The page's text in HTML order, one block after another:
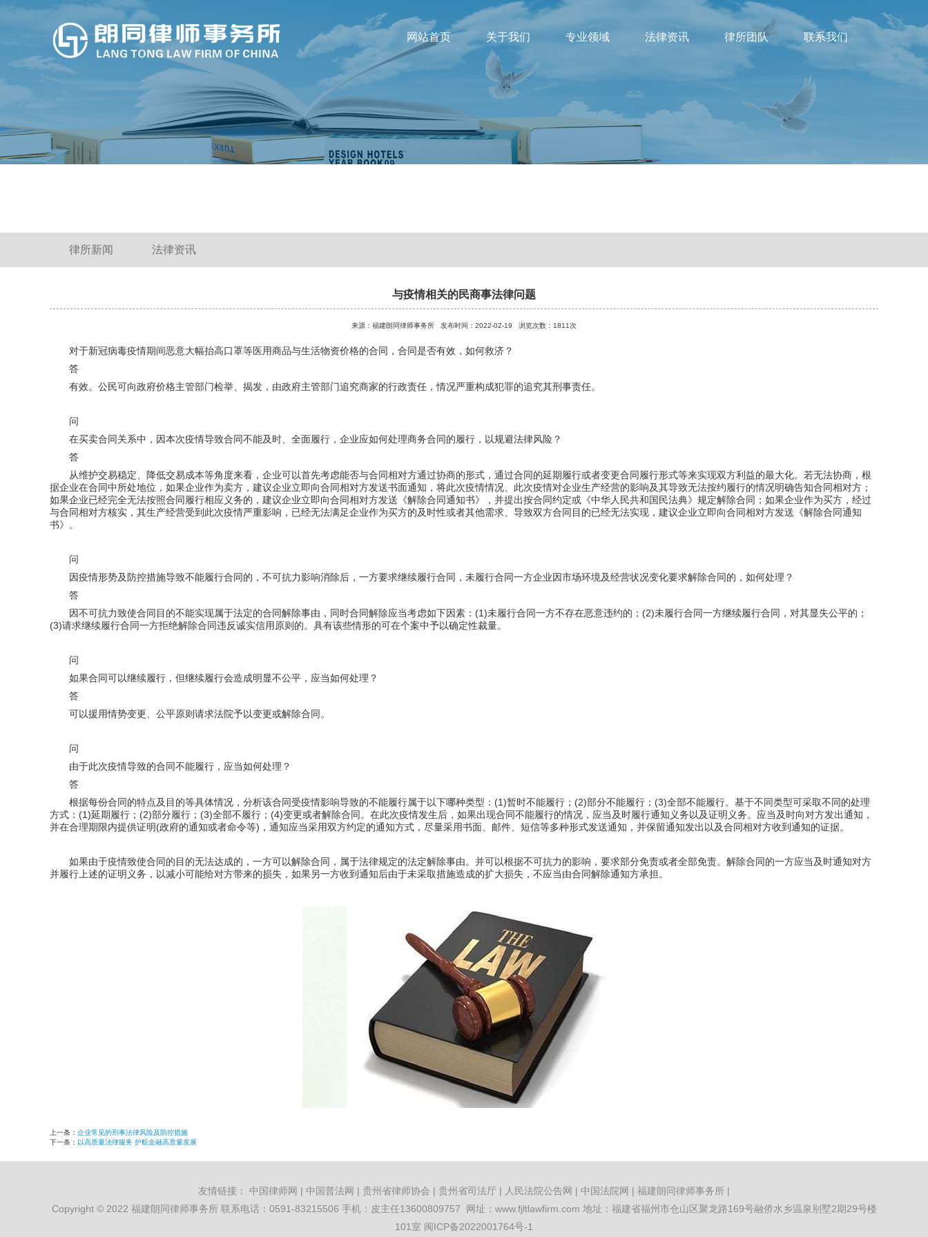
不懂这些法律知识 你的房可能就不是你的！
网站首页 关于我们 专业领域 法律资讯 律所团队 联系我们
律所新闻 法律资讯
与疫情相关的民商事法律问题
来源：福建朗同律师事务所 发布时间：2022-02-19 浏览次数：1811次
对于新冠病毒疫情期间恶意大幅抬高口罩等医用商品与生活物资价格的合同，合同是否有效，如何救济？
答
有效。公民可向政府价格主管部门检举、揭发，由政府主管部门追究商家的行政责任，情况严重构成犯罪的追究其刑事责任。
问
在买卖合同关系中，因本次疫情导致合同不能及时、全面履行，企业应如何处理商务合同的履行，以规避法律风险？
答
从维护交易稳定、降低交易成本等角度来看，企业可以首先考虑能否与合同相对方通过协商的形式，通过合同的延期履行或者变更合同履行形式等来实现双方利益的最大化。若无法协商，根
据企业在合同中所处地位，如果企业作为卖方，建议企业立即向合同相对方发送书面通知，将此次疫情情况、此次疫情对企业生产经营的影响及其导致无法按约履行的情况明确告知合同相对方；
如果企业已经完全无法按照合同履行相应义务的，建议企业立即向合同相对方发送《解除合同通知书》，并提出按合同约定或《中华人民共和国民法典》规定解除合同；如果企业作为买方，经过
与合同相对方核实，其生产经营受到此次疫情严重影响，已经无法满足企业作为买方的及时性或者其他需求、导致双方合同目的已经无法实现，建议企业立即向合同相对方发送《解除合同通知
书》。
问
因疫情形势及防控措施导致不能履行合同的，不可抗力影响消除后，一方要求继续履行合同，未履行合同一方企业因市场环境及经营状况变化要求解除合同的，如何处理？
答
因不可抗力致使合同目的不能实现属于法定的合同解除事由，同时合同解除应当考虑如下因素：(1)未履行合同一方不存在恶意违约的；(2)未履行合同一方继续履行合同，对其显失公平的；
(3)请求继续履行合同一方拒绝解除合同违反诚实信用原则的。具有该些情形的可在个案中予以确定性裁量。
问
如果合同可以继续履行，但继续履行会造成明显不公平，应当如何处理？
答
可以援用情势变更、公平原则请求法院予以变更或解除合同。
问
由于此次疫情导致的合同不能履行，应当如何处理？
答
根据每份合同的特点及目的等具体情况，分析该合同受疫情影响导致的不能履行属于以下哪种类型：(1)暂时不能履行；(2)部分不能履行；(3)全部不能履行。基于不同类型可采取不同的处理
方式：(1)延期履行；(2)部分履行；(3)全部不履行；(4)变更或者解除合同。在此次疫情发生后，如果出现合同不能履行的情况，应当及时履行通知义务以及证明义务。应当及时向对方发出通知，
并在合理期限内提供证明(政府的通知或者命令等)，通知应当采用双方约定的通知方式，尽量采用书面、邮件、短信等多种形式发送通知，并保留通知发出以及合同相对方收到通知的证据。
如果由于疫情致使合同的目的无法达成的，一方可以解除合同，属于法律规定的法定解除事由。并可以根据不可抗力的影响，要求部分免责或者全部免责。解除合同的一方应当及时通知对方
并履行上述的证明义务，以减小可能给对方带来的损失，如果另一方收到通知后由于未采取措施造成的扩大损失，不应当由合同解除通知方承担。
上一条： 企业常见的刑事法律风险及防控措施
下一条： 以高质量法律服务 护航金融高质量发展
友情链接： 中国律师网 | 中国普法网 | 贵州省律师协会 | 贵州省司法厅 | 人民法院公告网 | 中国法院网 | 福建朗同律师事务所 |
Copyright © 2022 福建朗同律师事务所 联系电话：0591-83215506 手机：皮主任13600809757 网址： www.fjltlawfirm.com 地址：福建省福州市仓山区聚龙路169号融侨水乡温泉别墅2期29号楼
101室 闽ICP备2022001764号-1